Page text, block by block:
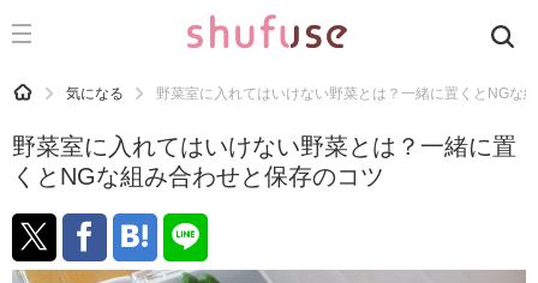
CATEGORY 記事カテゴリ
運気
洗濯
生活の知恵
HOME 気になる 野菜室に入れてはいけない野菜とは？一緒に置くとNGな
野菜室に入れてはいけない野菜とは？一緒に置
くとNGな組み合わせと保存のコツ